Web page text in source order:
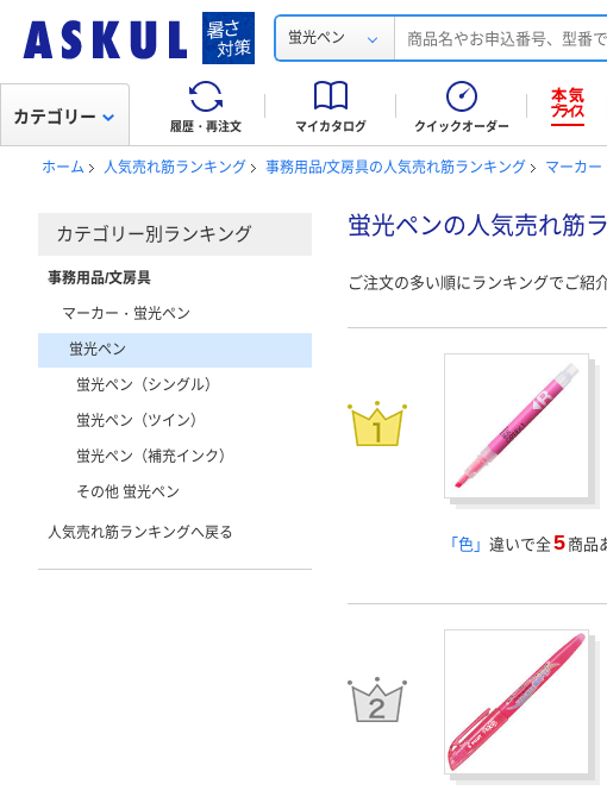
蛍光ペン
履歴・再注文 マイカタログ クイックオーダー
カテゴリー
ホーム 人気売れ筋ランキング 事務用品/文房具の人気売れ筋ランキング マーカー
蛍光ペンの人気売れ筋
ご注文の多い順にランキングでご紹
「色」 違いで全5 商品
カテゴリー別ランキング
事務用品/文房具
マーカー・蛍光ペン
蛍光ペン
蛍光ペン（シングル）
蛍光ペン（ツイン）
蛍光ペン（補充インク）
その他 蛍光ペン
人気売れ筋ランキングへ戻る